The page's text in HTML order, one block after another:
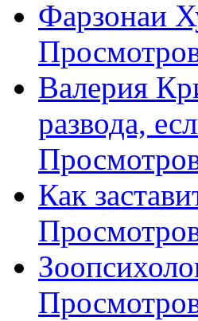
Фарзонаи
Валерия
развода,
Как